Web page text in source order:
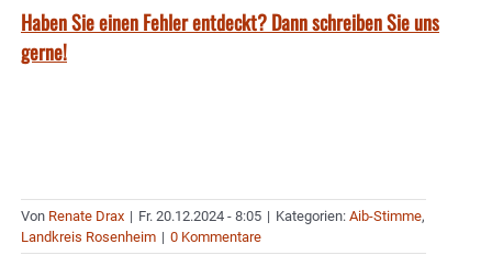
Haben Sie einen Fehler entdeckt? Dann schreiben Sie uns
gerne!
Von Renate Drax | Fr. 20.12.2024 - 8:05 | Kategorien: Aib-Stimme,
Landkreis Rosenheim | 0 Kommentare